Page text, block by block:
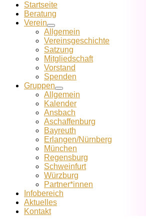
Startseite
Beratung
Verein
Allgemein
Vereins­geschichte
Satzung
Mitglied­schaft
Vorstand
Spenden
Gruppen
Allgemein
Kalender
Ansbach
Aschaffenburg
Bayreuth
Erlangen/Nürnberg
München
Regensburg
Schweinfurt
Würzburg
Partner*innen
Infobereich
Aktuelles
Kontakt